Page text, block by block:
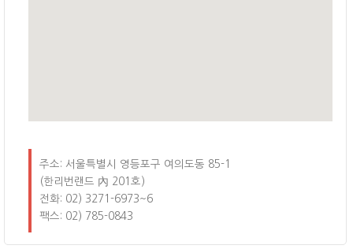
주소: 서울특별시 영등포구 여의도동 85-1
(한리번랜드 內 201호)
전화: 02) 3271-6973~6
팩스: 02) 785-0843